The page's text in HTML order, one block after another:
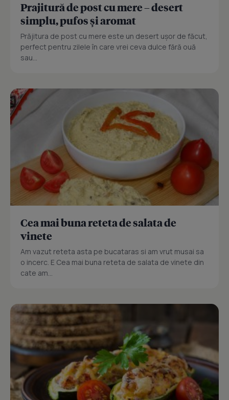
Prajitură de post cu mere – desert
simplu, pufos și aromat
Prăjitura de post cu mere este un desert ușor de făcut,
perfect pentru zilele în care vrei ceva dulce fără ouă
sau...
Cea mai buna reteta de salata de
vinete
Am vazut reteta asta pe bucataras si am vrut musai sa
o incerc. E Cea mai buna reteta de salata de vinete din
cate am...